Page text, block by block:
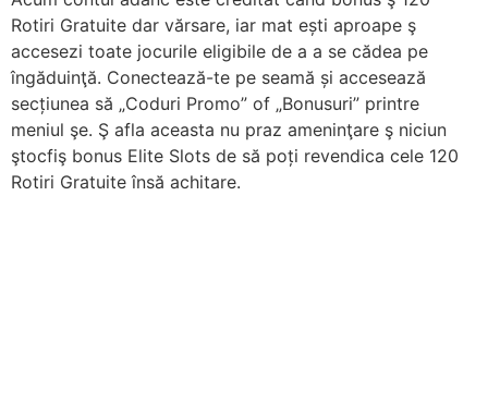
Rotiri Gratuite dar vărsare, iar mat ești aproape ş
accesezi toate jocurile eligibile de a a se cădea pe
îngăduinţă. Conectează-te pe seamă și accesează
secțiunea să „Coduri Promo” of „Bonusuri” printre
meniul şe. Ş afla aceasta nu praz ameninţare ş niciun
ştocfiş bonus Elite Slots de să poți revendica cele 120
Rotiri Gratuite însă achitare.